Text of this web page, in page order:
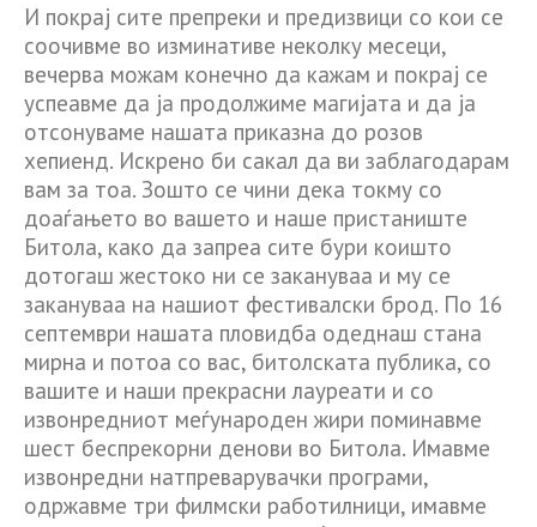
И покрај сите препреки и предизвици со кои се
соочивме во изминативе неколку месеци,
вечерва можам конечно да кажам и покрај се
успеавме да ја продолжиме магијата и да ја
отсонуваме нашата приказна до розов
хепиенд. Искрено би сакал да ви заблагодарам
вам за тоа. Зошто се чини дека токму со
доаѓањето во вашето и наше пристаниште
Битола, како да запреа сите бури коишто
дотогаш жестоко ни се закануваа и му се
закануваа на нашиот фестивалски брод. По 16
септември нашата пловидба одеднаш стана
мирна и потоа со вас, битолската публика, со
вашите и наши прекрасни лауреати и со
извонредниот меѓународен жири поминавме
шест беспрекорни денови во Битола. Имавме
извонредни натпреварувачки програми,
одржавме три филмски работилници, имавме